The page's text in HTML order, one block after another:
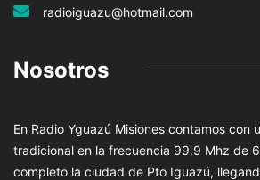
radioiguazu@hotmail.com
Nosotros
En Radio Yguazú Misiones contamos con
tradicional en la frecuencia 99.9 Mhz de
completo la ciudad de Pto Iguazú,